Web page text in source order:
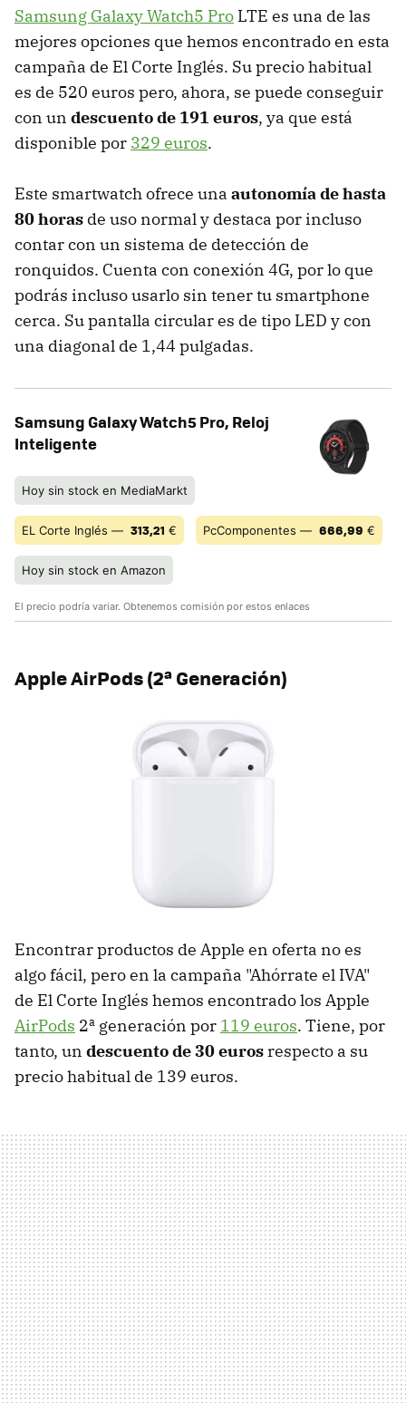
Samsung Galaxy Watch5 Pro LTE es una de las
mejores opciones que hemos encontrado en esta
campaña de El Corte Inglés. Su precio habitual
es de 520 euros pero, ahora, se puede conseguir
con un descuento de 191 euros, ya que está
disponible por 329 euros.
Este smartwatch ofrece una autonomía de hasta
80 horas de uso normal y destaca por incluso
contar con un sistema de detección de
ronquidos. Cuenta con conexión 4G, por lo que
podrás incluso usarlo sin tener tu smartphone
cerca. Su pantalla circular es de tipo LED y con
una diagonal de 1,44 pulgadas.
Samsung Galaxy Watch5 Pro, Reloj
Inteligente
Hoy sin stock en MediaMarkt
EL Corte Inglés — 313,21 € PcComponentes — 666,99 €
Hoy sin stock en Amazon
El precio podría variar. Obtenemos comisión por estos enlaces
Apple AirPods (2ª Generación)
Encontrar productos de Apple en oferta no es
algo fácil, pero en la campaña "Ahórrate el IVA"
de El Corte Inglés hemos encontrado los Apple
AirPods 2ª generación por 119 euros. Tiene, por
tanto, un descuento de 30 euros respecto a su
precio habitual de 139 euros.